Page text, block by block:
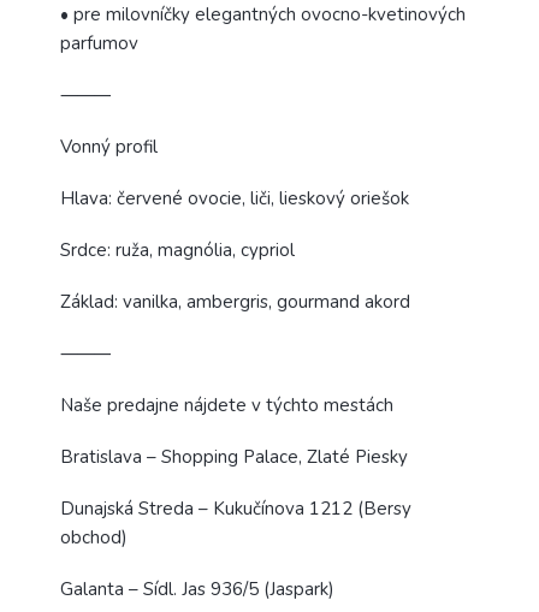
• pre milovníčky elegantných ovocno-kvetinových
parfumov
⸻
Vonný profil
Hlava: červené ovocie, liči, lieskový oriešok
Srdce: ruža, magnólia, cypriol
Základ: vanilka, ambergris, gourmand akord
⸻
Naše predajne nájdete v týchto mestách
Bratislava – Shopping Palace, Zlaté Piesky
Dunajská Streda – Kukučínova 1212 (Bersy
obchod)
Galanta – Sídl. Jas 936/5 (Jaspark)